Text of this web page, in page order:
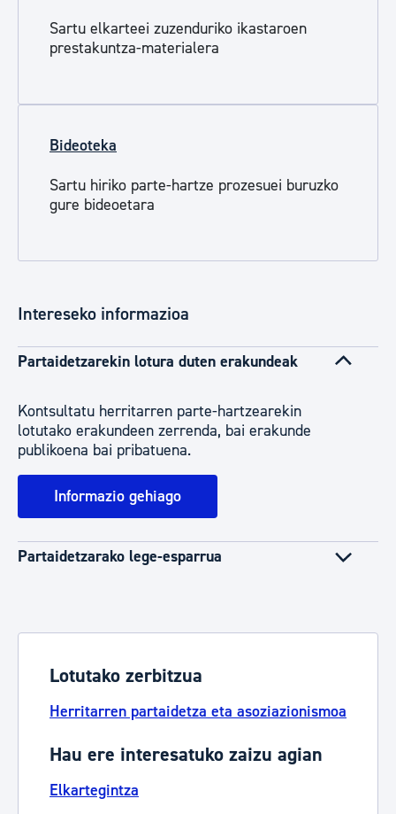
Sartu elkarteei zuzenduriko ikastaroen
prestakuntza-materialera
Bideoteka
Sartu hiriko parte-hartze prozesuei buruzko
gure bideoetara
Intereseko informazioa
Partaidetzarekin lotura duten erakundeak
Kontsultatu herritarren parte-hartzearekin
lotutako erakundeen zerrenda, bai erakunde
publikoena bai pribatuena.
Informazio gehiago
Partaidetzarako lege-esparrua
Lotutako zerbitzua
Herritarren partaidetza eta asoziazionismoa
Hau ere interesatuko zaizu agian
Elkartegintza